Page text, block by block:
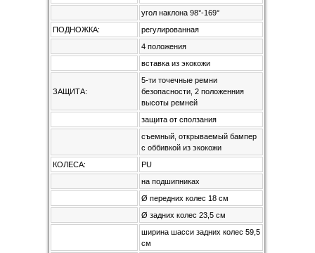
угол наклона 98°-169°
ПОДНОЖКА:
регулированная
4 положения
вставка из экокожи
ЗАЩИТА:
5-ти точечные ремни
безопасности, 2 положенния
высоты ремней
защита от сползания
съемный, открываемый бампер
с оббивкой из экокожи
КОЛЕСА:
PU
на подшипниках
Ø передних колес 18 см
Ø задних колес 23,5 см
ширина шасси задних колес 59,5
см